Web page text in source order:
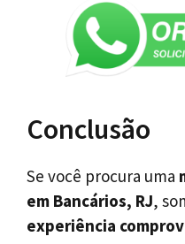
Conclusão
Se você procura uma
em Bancários, RJ,
experiência